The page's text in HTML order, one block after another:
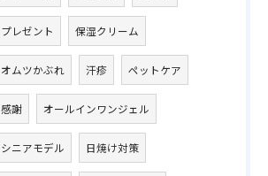
プレゼント 保湿クリーム
オムツかぶれ 汗疹 ペットケア
感謝 オールインワンジェル
シニアモデル 日焼け対策